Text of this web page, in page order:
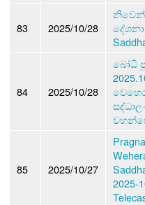
83 2025/10/28
දේශනා
84 2025/10/28
බෝධි
85 2025/10/27
2025-